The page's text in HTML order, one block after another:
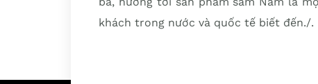
khách trong nước và quốc tế biết đến./.